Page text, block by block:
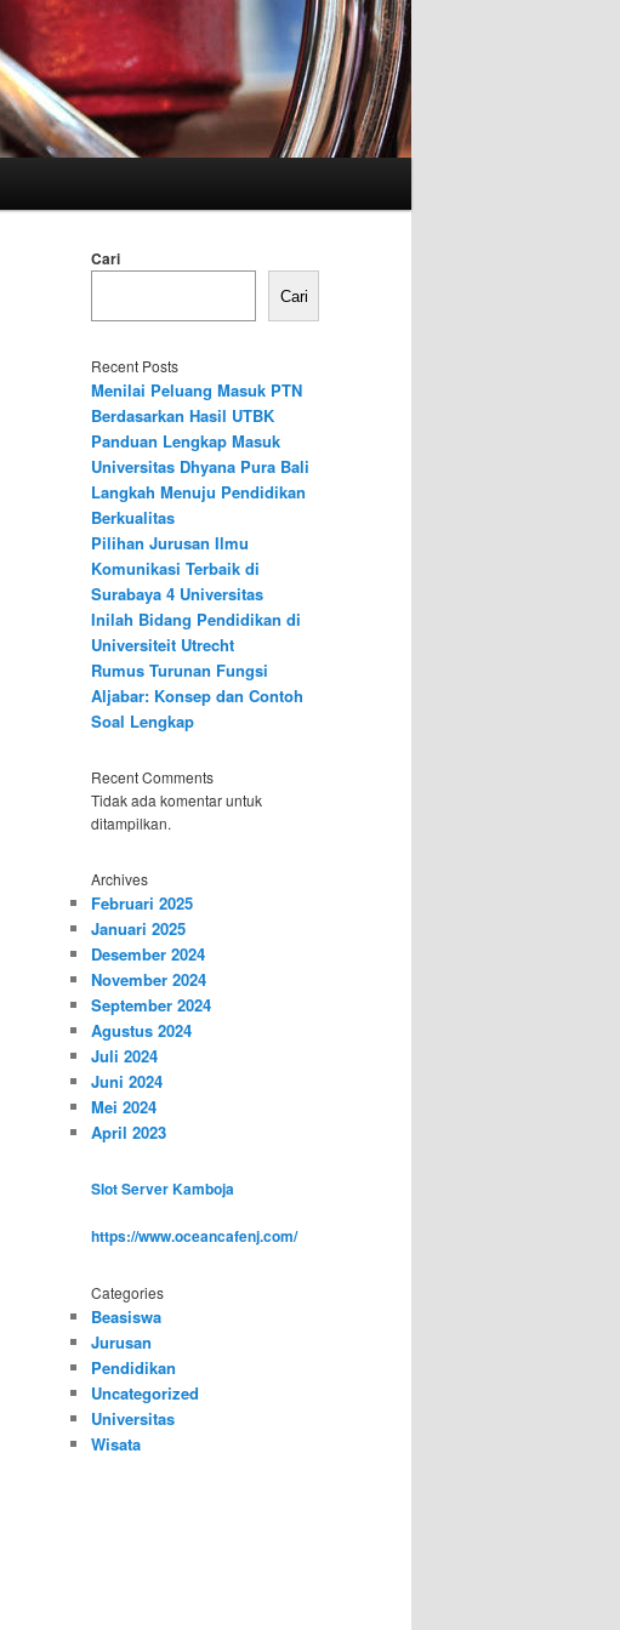
Cari
Cari
Recent Posts
Menilai Peluang Masuk PTN
Berdasarkan Hasil UTBK
Panduan Lengkap Masuk
Universitas Dhyana Pura Bali
Langkah Menuju Pendidikan
Berkualitas
Pilihan Jurusan Ilmu
Komunikasi Terbaik di
Surabaya 4 Universitas
Inilah Bidang Pendidikan di
Universiteit Utrecht
Rumus Turunan Fungsi
Aljabar: Konsep dan Contoh
Soal Lengkap
Recent Comments
Tidak ada komentar untuk
ditampilkan.
Archives
Februari 2025
Januari 2025
Desember 2024
November 2024
September 2024
Agustus 2024
Juli 2024
Juni 2024
Mei 2024
April 2023
Slot Server Kamboja
https://www.oceancafenj.com/
Categories
Beasiswa
Jurusan
Pendidikan
Uncategorized
Universitas
Wisata